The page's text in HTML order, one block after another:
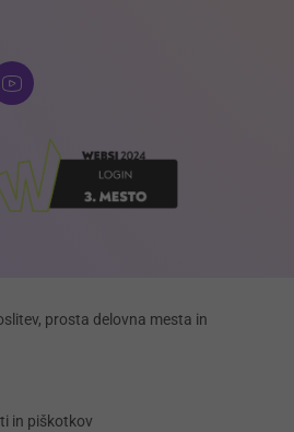
prosta delovna mesta in
in piškotkov